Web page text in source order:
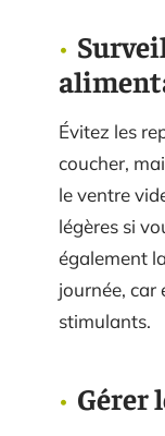
Évitez les
coucher,
le ventre
légères si
également
journée, car
stimulants.
Gérer